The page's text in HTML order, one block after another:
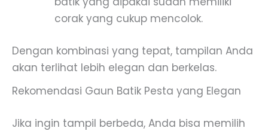
corak yang cukup mencolok.
Dengan kombinasi yang tepat, tampilan Anda
akan terlihat lebih elegan dan berkelas.
Rekomendasi Gaun Batik Pesta yang Elegan
Jika ingin tampil berbeda, Anda bisa memilih